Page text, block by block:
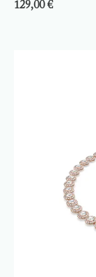
129,00€